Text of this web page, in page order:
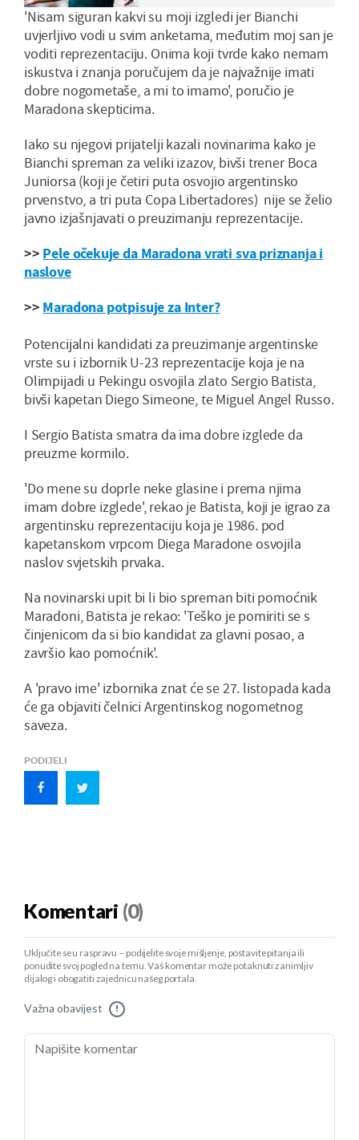
'Nisam siguran kakvi su moji izgledi jer Bianchi
uvjerljivo vodi u svim anketama, međutim moj san je
voditi reprezentaciju. Onima koji tvrde kako nemam
iskustva i znanja poručujem da je najvažnije imati
dobre nogometaše, a mi to imamo', poručio je
Maradona skepticima.
Iako su njegovi prijatelji kazali novinarima kako je
Bianchi spreman za veliki izazov, bivši trener Boca
Juniorsa (koji je četiri puta osvojio argentinsko
prvenstvo, a tri puta Copa Libertadores) nije se želio
javno izjašnjavati o preuzimanju reprezentacije.
>> Pele očekuje da Maradona vrati sva priznanja i
naslove
>> Maradona potpisuje za Inter?
Potencijalni kandidati za preuzimanje argentinske
vrste su i izbornik U-23 reprezentacije koja je na
Olimpijadi u Pekingu osvojila zlato Sergio Batista,
bivši kapetan Diego Simeone, te Miguel Angel Russo.
I Sergio Batista smatra da ima dobre izglede da
preuzme kormilo.
'Do mene su doprle neke glasine i prema njima
imam dobre izglede', rekao je Batista, koji je igrao za
argentinsku reprezentaciju koja je 1986. pod
kapetanskom vrpcom Diega Maradone osvojila
naslov svjetskih prvaka.
Na novinarski upit bi li bio spreman biti pomoćnik
Maradoni, Batista je rekao: 'Teško je pomiriti se s
činjenicom da si bio kandidat za glavni posao, a
završio kao pomoćnik'.
A 'pravo ime' izbornika znat će se 27. listopada kada
će ga objaviti čelnici Argentinskog nogometnog
saveza.
PODIJELI
Komentari (0)
Uključite se u raspravu – podijelite svoje mišljenje, postavite pitanja ili
ponudite svoj pogled na temu. Vaš komentar može potaknuti zanimljiv
dijalog i obogatiti zajednicu našeg portala.
Važna obavijest !